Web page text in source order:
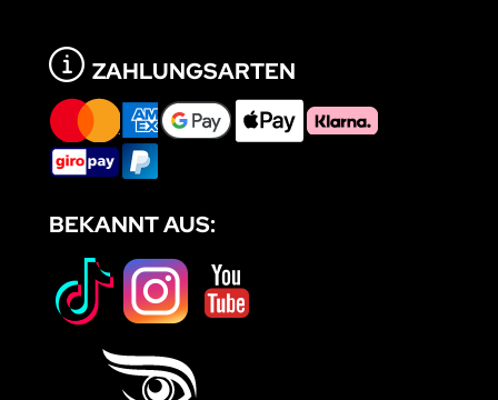
ZAHLUNGSARTEN
BEKANNT AUS: